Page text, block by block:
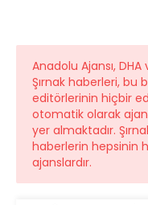
Anadolu Ajansı,
Şırnak haberleri,
editörlerinin hiçbir
otomatik olarak
yer almaktadır.
haberlerin hepsinin
ajanslardır.